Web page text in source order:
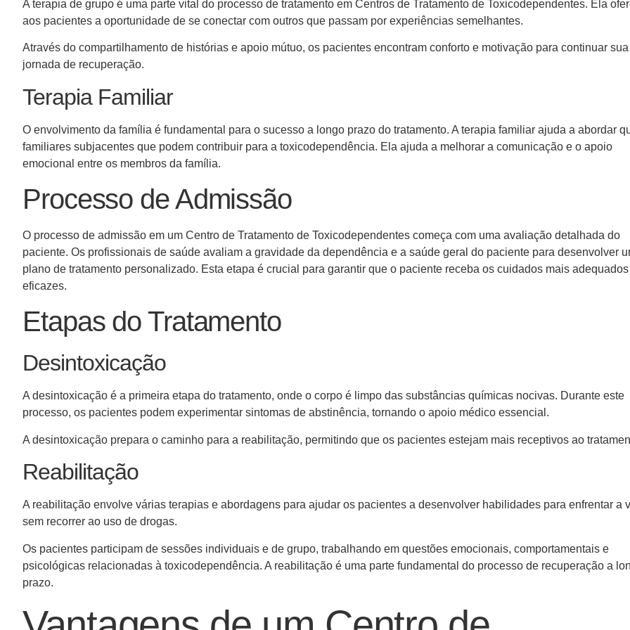
A terapia de grupo é uma parte vital do processo de tratamento em Centros de Tratamento de Toxicodependentes. Ela
aos pacientes a oportunidade de se conectar com outros que passam por experiências semelhantes.
Através do compartilhamento de histórias e apoio mútuo, os pacientes encontram conforto e motivação para continuar sua
jornada de recuperação.
Terapia Familiar
O envolvimento da família é fundamental para o sucesso a longo prazo do tratamento. A terapia familiar ajuda a abordar
familiares subjacentes que podem contribuir para a toxicodependência. Ela ajuda a melhorar a comunicação e o apoio
emocional entre os membros da família.
Processo de Admissão
O processo de admissão em um Centro de Tratamento de Toxicodependentes começa com uma avaliação detalhada do
paciente. Os profissionais de saúde avaliam a gravidade da dependência e a saúde geral do paciente para desenvolver
plano de tratamento personalizado. Esta etapa é crucial para garantir que o paciente receba os cuidados mais
eficazes.
Etapas do Tratamento
Desintoxicação
A desintoxicação é a primeira etapa do tratamento, onde o corpo é limpo das substâncias químicas nocivas. Durante este
processo, os pacientes podem experimentar sintomas de abstinência, tornando o apoio médico essencial.
A desintoxicação prepara o caminho para a reabilitação, permitindo que os pacientes estejam mais receptivos ao
Reabilitação
A reabilitação envolve várias terapias e abordagens para ajudar os pacientes a desenvolver habilidades para enfrentar a
sem recorrer ao uso de drogas.
Os pacientes participam de sessões individuais e de grupo, trabalhando em questões emocionais, comportamentais e
psicológicas relacionadas à toxicodependência. A reabilitação é uma parte fundamental do processo de recuperação a
prazo.